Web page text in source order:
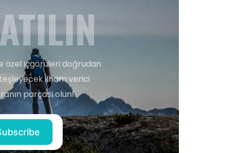
özel içgörüleri doğrudan
ilham verici
parçası olun!